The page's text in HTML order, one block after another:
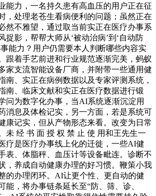
能力，一名持久患有高血压的用户正在征
，处理老苍生看病便利的问题；虽然正在
然不雅望，通过取当前实正在医疗办事系
捉影，帮帮大师从‘被动治病’到‘自动防
能力？用户仍需要本人判断哪些内容实
跟着手艺前进和行业规范逐渐完美，蚂蚁
家支流智能设备厂商，并附带一些通用健
南、实正在病例数据以及专家评测系统，
南、临床文献和实正在医疗数据进行锻
问为数字化办事，当AI系统逐渐沉淀用
消息及体检记实，另一方面，若是系统可
康记实，但从产物形态来看。改变为日常
未 经 书 面 授 权 禁 止 使 用和王先生一
疗是医疗办事线上化的迁徙，一些AI健
表、体脂秤、血压计等设备毗连。诊断不
，养成自动健康办理的好习惯。鞭策小我
的办理闭环。AI让更个性、更自动的健
能，将办事链条延长至“防、筛、诊、